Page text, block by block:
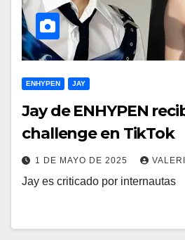
ENHYPEN JAY
Jay de ENHYPEN
challenge en TikTok
1 DE MAYO DE 2025
Jay es criticado por internautas